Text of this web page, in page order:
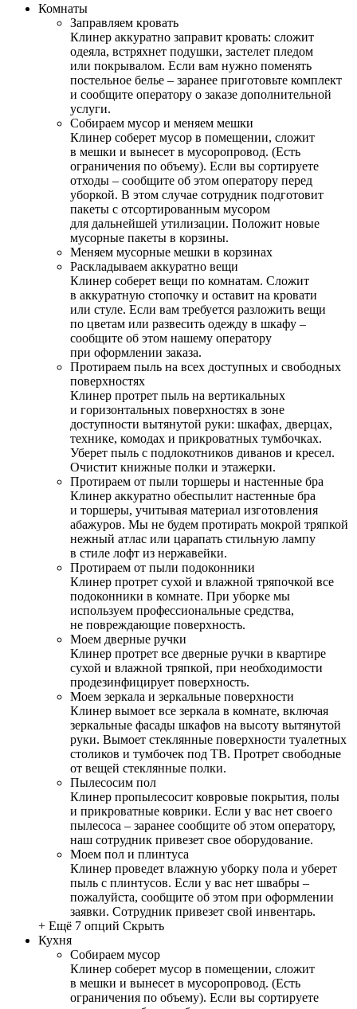
Комнаты
Заправляем кровать
Клинер аккуратно заправит кровать: сложит
одеяла, встряхнет подушки, застелет пледом
или покрывалом. Если вам нужно поменять
постельное белье – заранее приготовьте комплект
и сообщите оператору о заказе дополнительной
услуги.
Собираем мусор и меняем мешки
Клинер соберет мусор в помещении, сложит
в мешки и вынесет в мусоропровод. (Есть
ограничения по объему). Если вы сортируете
отходы – сообщите об этом оператору перед
уборкой. В этом случае сотрудник подготовит
пакеты с отсортированным мусором
для дальнейшей утилизации. Положит новые
мусорные пакеты в корзины.
Меняем мусорные мешки в корзинах
Раскладываем аккуратно вещи
Клинер соберет вещи по комнатам. Сложит
в аккуратную стопочку и оставит на кровати
или стуле. Если вам требуется разложить вещи
по цветам или развесить одежду в шкафу –
сообщите об этом нашему оператору
при оформлении заказа.
Протираем пыль на всех доступных и свободных
поверхностях
Клинер протрет пыль на вертикальных
и горизонтальных поверхностях в зоне
доступности вытянутой руки: шкафах, дверцах,
технике, комодах и прикроватных тумбочках.
Уберет пыль с подлокотников диванов и кресел.
Очистит книжные полки и этажерки.
Протираем от пыли торшеры и настенные бра
Клинер аккуратно обеспылит настенные бра
и торшеры, учитывая материал изготовления
абажуров. Мы не будем протирать мокрой тряпкой
нежный атлас или царапать стильную лампу
в стиле лофт из нержавейки.
Протираем от пыли подоконники
Клинер протрет сухой и влажной тряпочкой все
подоконники в комнате. При уборке мы
используем профессиональные средства,
не повреждающие поверхность.
Моем дверные ручки
Клинер протрет все дверные ручки в квартире
сухой и влажной тряпкой, при необходимости
продезинфицирует поверхность.
Моем зеркала и зеркальные поверхности
Клинер вымоет все зеркала в комнате, включая
зеркальные фасады шкафов на высоту вытянутой
руки. Вымоет стеклянные поверхности туалетных
столиков и тумбочек под ТВ. Протрет свободные
от вещей стеклянные полки.
Пылесосим пол
Клинер пропылесосит ковровые покрытия, полы
и прикроватные коврики. Если у вас нет своего
пылесоса – заранее сообщите об этом оператору,
наш сотрудник привезет свое оборудование.
Моем пол и плинтуса
Клинер проведет влажную уборку пола и уберет
пыль с плинтусов. Если у вас нет швабры –
пожалуйста, сообщите об этом при оформлении
заявки. Сотрудник привезет свой инвентарь.
+ Ещё 7 опций Скрыть
Кухня
Собираем мусор
Клинер соберет мусор в помещении, сложит
в мешки и вынесет в мусоропровод. (Есть
ограничения по объему). Если вы сортируете